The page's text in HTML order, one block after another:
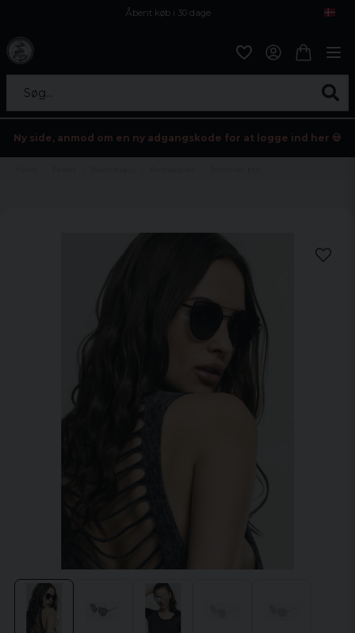
Åbent køb i 30 dage
Søg...
Ny side, anmod om en ny adgangskode for at logge ind her 💀